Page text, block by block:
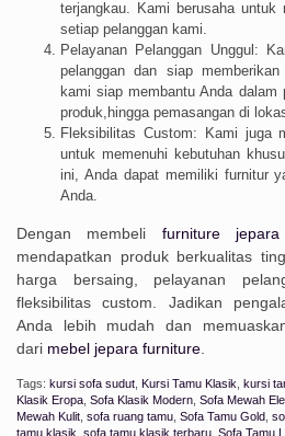
terjangkau. Kami berusaha untuk
setiap pelanggan kami.
Pelayanan Pelanggan Unggul:
pelanggan dan siap
kami siap membantu Anda dalam
produk,hingga pemasangan di
Fleksibilitas Custom: Kami juga
untuk memenuhi kebutuhan
ini, Anda dapat memiliki furnitur
Anda.
Dengan membeli furniture jepara
mendapatkan produk berkualitas
harga bersaing, pelayanan
fleksibilitas custom. Jadikan
Anda lebih mudah dan
dari mebel jepara furniture
Tags: kursi sofa sudut Kursi Tamu Klasik kursi
Klasik Eropa Sofa Klasik Modern Sofa Mewah
Mewah Kulit sofa ruang tamu Sofa Tamu Gold
tamu klasik sofa tamu klasik terbaru Sofa Tamu L